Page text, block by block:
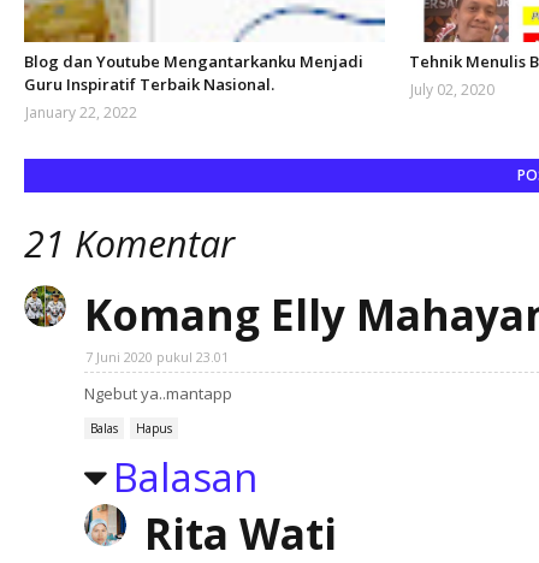
Blog dan Youtube Mengantarkanku Menjadi
Guru Inspiratif Terbaik Nasional.
January 22, 2022
Tehnik Menulis
July 02, 2020
21 Komentar
Komang Elly
7 Juni 2020 pukul 23.01
Ngebut ya..mantapp
Balas Hapus
Balasan
Rita Wati